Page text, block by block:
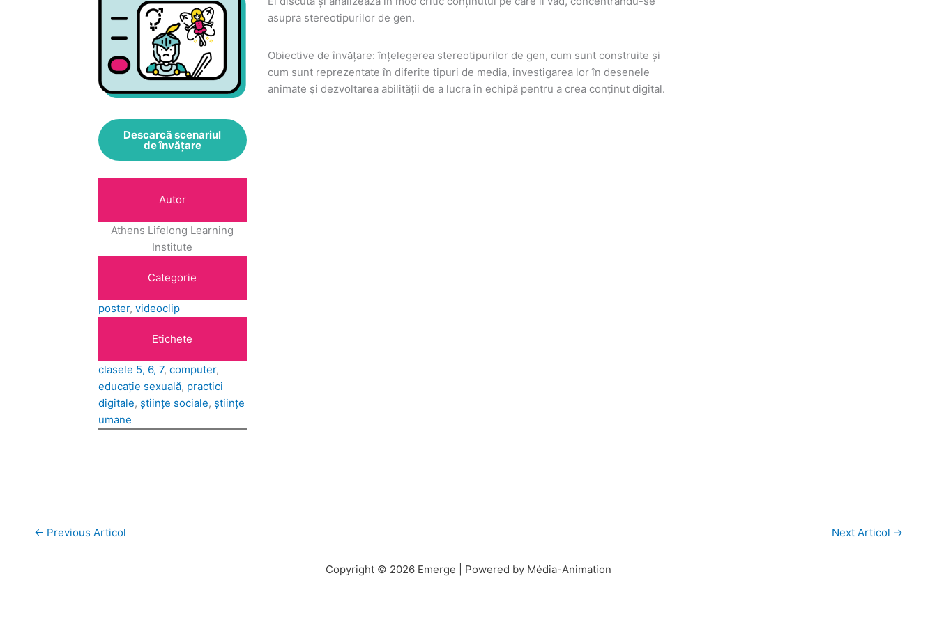
Descarcă scenariul
de învățare
Autor
Athens Lifelong Learning
Institute
Categorie
poster, videoclip
Etichete
clasele 5, 6, 7, computer
educație sexuală, practici
digitale, științe sociale, științe
umane
asupra stereotipurilor de gen.
Obiective de învățare: înțelegerea stereotipurilor de gen, cum sunt construite și
cum sunt reprezentate în diferite tipuri de media, investigarea lor în desenele
animate și dezvoltarea abilității de a lucra în echipă pentru a crea conținut digital.
← Previous Articol Next Articol →
Copyright © 2026 Emerge | Powered by Média-Animation